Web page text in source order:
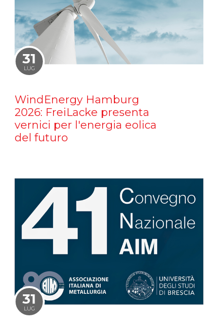
31
LUG
WindEnergy Hamburg
2026: FreiLacke presenta
vernici per l'energia eolica
del futuro
31
LUG